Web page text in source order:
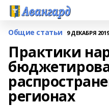
Общие статьи 9 ДЕКАБРЯ
Практики
регионах